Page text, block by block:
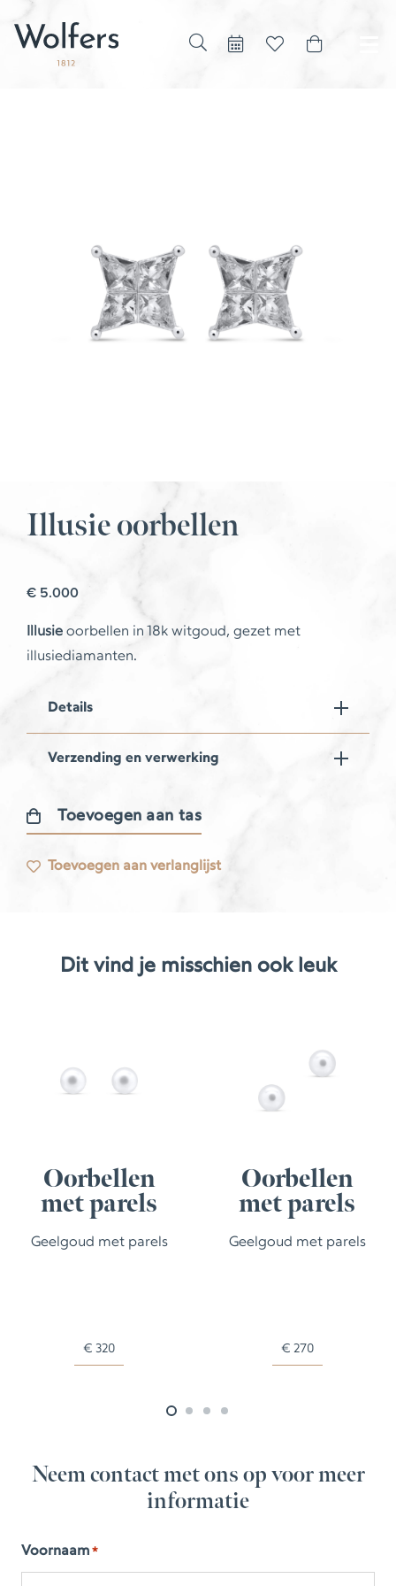
Illusie oorbellen
€ 5.000
Illusie oorbellen in 18k witgoud, gezet met
illusiediamanten.
Details
Verzending en verwerking
Illusie
oorbellen
Toevoegen aan tas
Toevoegen aan verlanglijst
Dit vind je misschien ook leuk
Oorbellen
met parels
Geelgoud met parels
€ 320
Oorbellen
met parels
Geelgoud met parels
€ 270
Neem contact met ons op voor meer
informatie
Voornaam *